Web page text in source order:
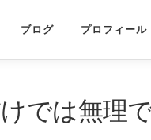
ブログ プロフィール
では無理で